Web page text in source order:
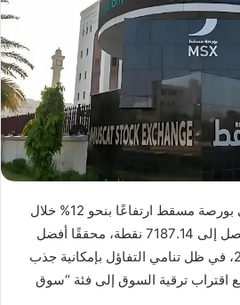
سجّل المؤشر الرئيسي في بورصة مسقط ارتفاعًا بنحو 12% خلال
تعاملات الأسبوع الجاري ليصل إلى 7187.14 نقطة، محققًا أفضل
أداء أسبوعي منذ عام 2014، في ظل تنامي التفاؤل بإمكانية جذب
اقتراب ترقية السوق إلى فئة “سوق